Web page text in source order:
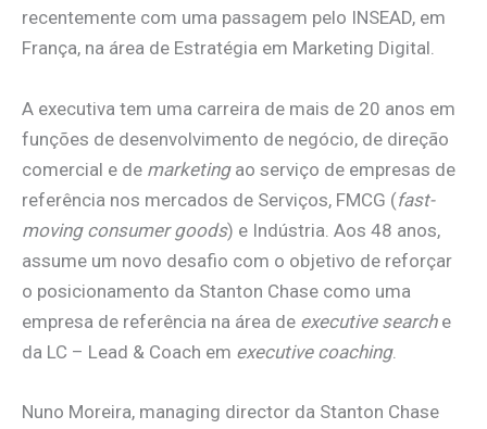
recentemente com uma passagem pelo INSEAD, em
França, na área de Estratégia em Marketing Digital.
A executiva tem uma carreira de mais de 20 anos em
funções de desenvolvimento de negócio, de direção
comercial e de marketingao serviço de empresas de
referência nos mercados de Serviços, FMCG (fast-
moving consumer goods) e Indústria. Aos 48 anos,
assume um novo desafio com o objetivo de reforçar
o posicionamento da Stanton Chase como uma
empresa de referência na área de executive searche
da LC – Lead & Coach em executive coaching.
Nuno Moreira, managing director da Stanton Chase